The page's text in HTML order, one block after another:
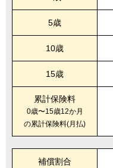
5歳
10歳
15歳
累計保険料
0歳〜15歳12か月
の累計保険料(月払)
補償割合